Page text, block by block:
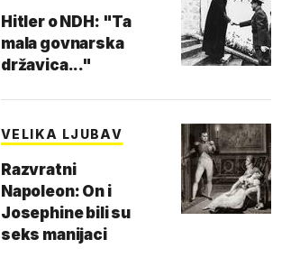
Hitler o NDH: "Ta
mala govnarska
državica..."
VELIKA LJUBAV
Razvratni
Napoleon: On i
Josephine bili su
seks manijaci